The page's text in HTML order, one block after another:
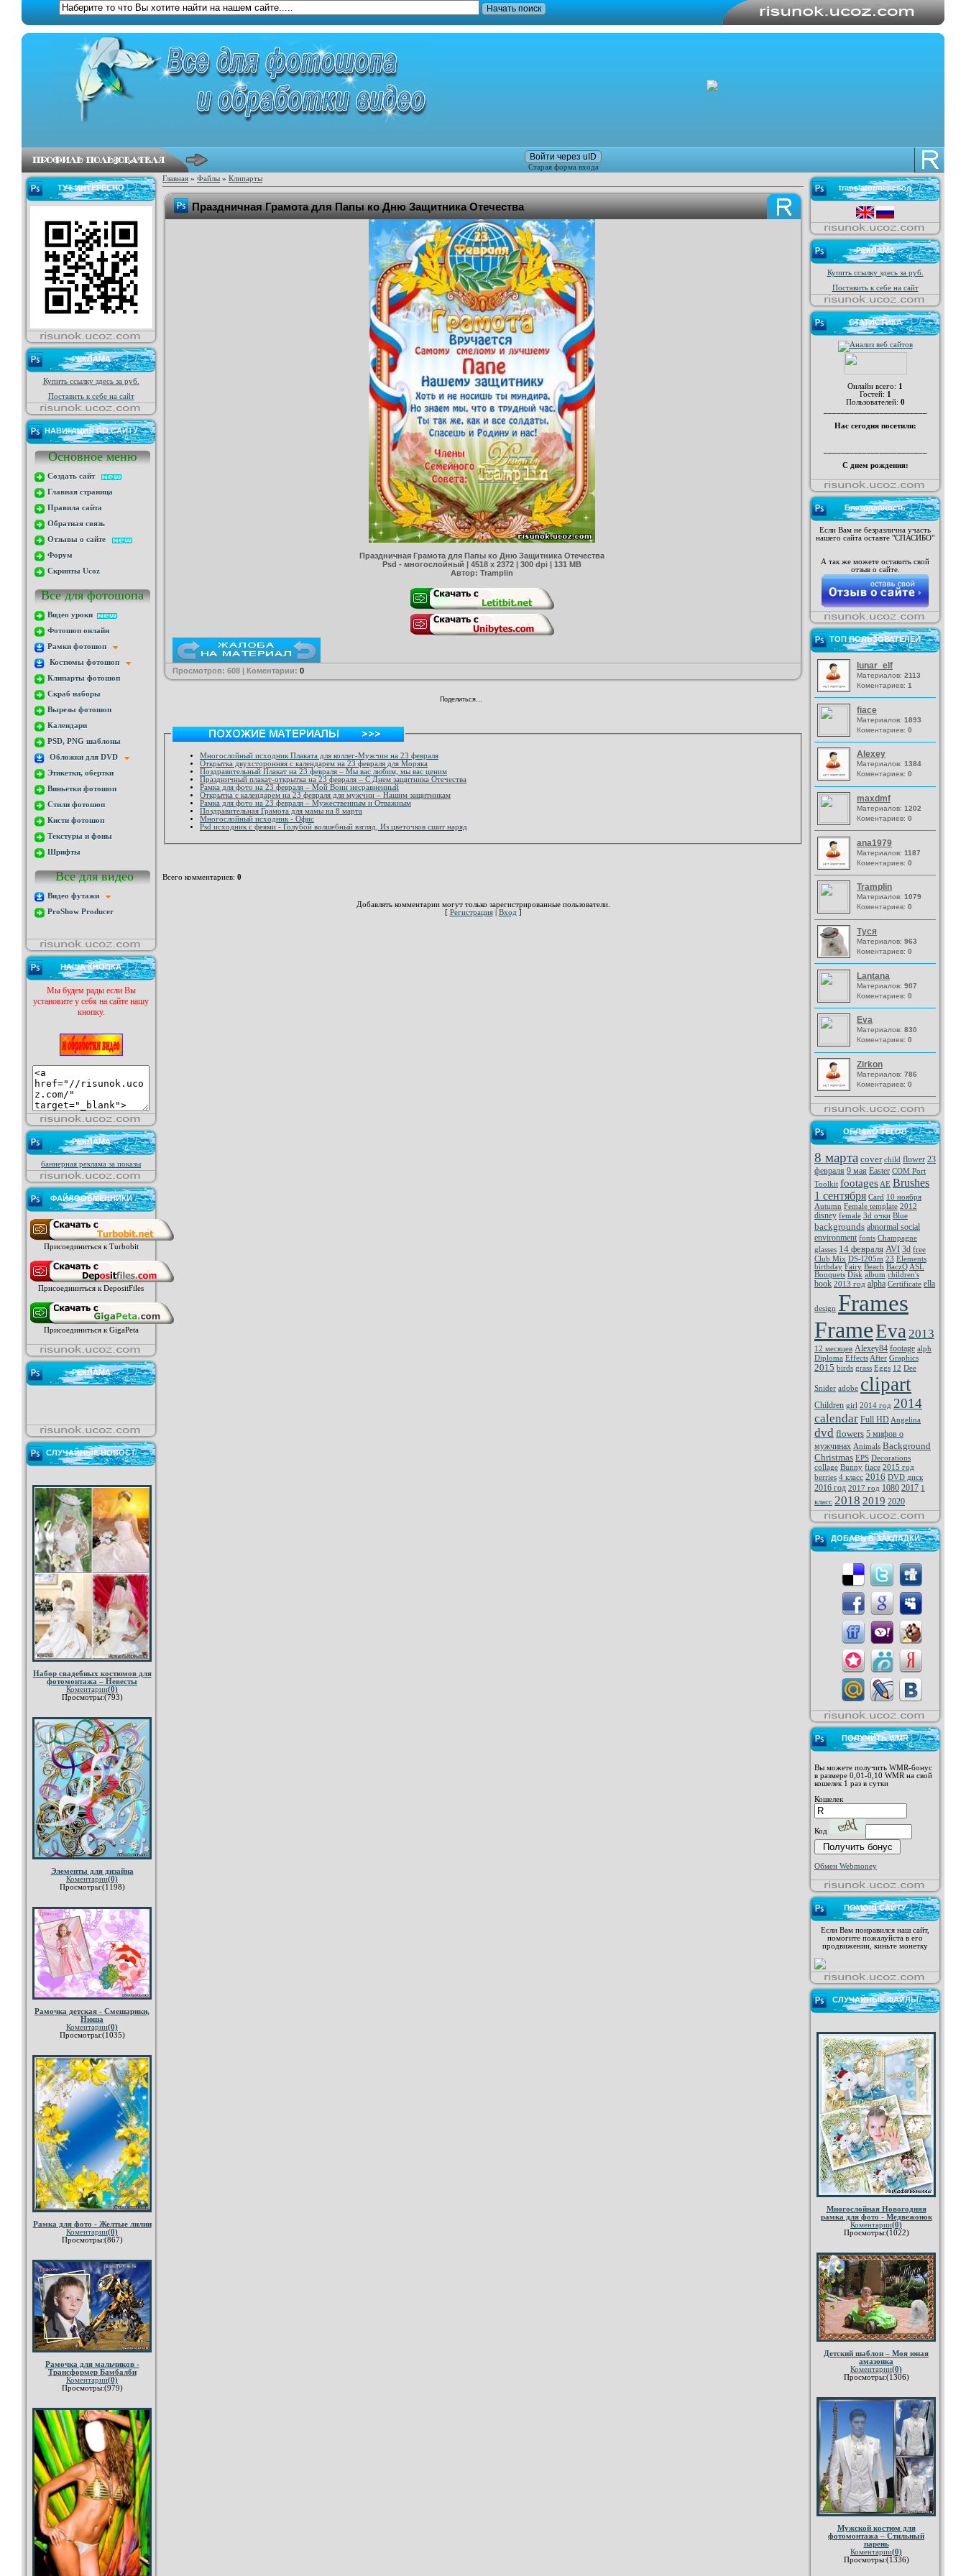
Войти через uID
Старая форма входа
ТУТ ИНТЕРЕСНО
РЕКЛАМА
Купить ссылку здесь за руб.
Поставить к себе на сайт
НАВИГАЦИЯ ПО САЙТУ
Основное меню
Создать сайт
Главная страница
Правила сайта
Обратная связь
Отзывы о сайте
Форум
Скрипты Ucoz
Все для фотошопа
Видео уроки
Фотошоп онлайн
Рамки фотошоп
Костюмы фотошоп
Клипарты фотошоп
Скраб наборы
Вырезы фотошоп
Календари
PSD, PNG шаблоны
Обложки для DVD
Этикетки, обертки
Виньетки фотошоп
Стили фотошоп
Кисти фотошоп
Текстуры и фоны
Шрифты
Все для видео
Видео футажи
ProShow Producer
НАША КНОПКА
Мы будем рады если Вы
установите у себя на сайте нашу
кнопку.
РЕКЛАМА
баннерная реклама за показы
ФАЙЛООБМЕННИКИ
Присоединиться к Turbobit
Присоединиться к DepositFiles
Присоединиться к GigaPeta
РЕКЛАМА
СЛУЧАЙНЫЕ НОВОСТ
Набор свадебных костюмов для
фотомонтажа – Невесты
Коментарии(0)
Просмотры:(793)
Элементы для дизайна
Коментарии(0)
Просмотры:(1198)
Рамочка детская - Смешарики,
Нюша
Коментарии(0)
Просмотры:(1035)
Рамка для фото - Желтые лилии
Коментарии(0)
Просмотры:(867)
Рамочка для мальчиков -
Трансформер Бамбалби
Коментарии(0)
Просмотры:(979)
Главная » Файлы » Клипарты
Праздничная Грамота для Папы ко Дню Защитника Отечества
Праздничная Грамота для Папы ко Дню Защитника Отечества
Psd - многослойный | 4518 x 2372 | 300 dpi | 131 MB
Автор: Tramplin
Просмотров: 608 | Коментарии: 0
Поделиться…
Многослойный исходник Плаката для коллег-Мужчин на 23 февраля
Открытка двухсторонняя с календарем на 23 февраля для Моряка
Поздравительный Плакат на 23 февраля – Мы вас любим, мы вас ценим
Праздничный плакат-открытка на 23 февраля – С Днем защитника Отечества
Рамка для фото на 23 февраля – Мой Воин несравненный
Открытка с календарем на 23 февраля для мужчин – Нашим защитникам
Рамка для фото на 23 февраля – Мужественным и Отважным
Поздравительная Грамота для мамы на 8 марта
Многослойный исходник - Офис
Psd исходник с феями - Голубой волшебный взгляд, Из цветочков сшит наряд
Всего комментариев: 0
Добавлять комментарии могут только зарегистрированные пользователи.
[ Регистрация| Вход ]
translator/перевод
РЕКЛАМА
Купить ссылку здесь за руб.
Поставить к себе на сайт
СТАТИСТИКА
Онлайн всего: 1
Гостей: 1
Пользователей: 0
Нас сегодня посетили:
С днем рождения:
Благодарность
Если Вам не безразлична участь
нашего сайта оставте "СПАСИБО"
А так же можете оставить свой
отзыв о сайте.
ТОП ПОЛЬЗОВАТЕЛЕЙ
lunar_elf
Материалов: 2113
Коментариев: 1
fiace
Материалов: 1893
Коментариев: 0
Alexey
Материалов: 1384
Коментариев: 0
maxdmf
Материалов: 1202
Коментариев: 0
ana1979
Материалов: 1187
Коментариев: 0
Tramplin
Материалов: 1079
Коментариев: 0
Туся
Материалов: 963
Коментариев: 0
Lantana
Материалов: 907
Коментариев: 0
Eva
Материалов: 830
Коментариев: 0
Zirkon
Материалов: 786
Коментариев: 0
ОБЛАКО ТЕГОВ
8 марта cover child flower 23
февраля 9 мая Easter COM Port
Toolkit footages AE Brushes
1 сентября Card 10 ноября
Autumn Female template 2012
disney female 3d очки Blue
backgrounds abnormal social
environment fonts Champagne
glasses 14 февраля AVI 3d free
Club Mix DS-I205m 23 Elements
birthday Fairy Beach BaczQ ASL
Bouquets Disk album children's
book 2013 год alpha Certificate ella
design Frames
FrameEva 2013
12 месяцев Alexey84 footage alph
Diploma Effects After Graphics
2015 birds grass Eggs 12 Dee
Snider adobe clipart
Children girl 2014 год 2014
calendar Full HD Angelina
dvd flowers 5 мифов о
мужчинах Animals Background
Christmas EPS Decorations
collage Bunny fiace 2015 год
berries 4 класс 2016 DVD диск
2016 год 2017 год 1080 2017 1
класс 2018 2019 2020
ДОБАВЬ В ЗАКЛАДКИ
ПОЛУЧИТЬ WMR
Вы можете получить WMR-бонус
в размере 0,01-0,10 WMR на свой
кошелек 1 раз в сутки
Кошелек
Код
Обмен Webmoney
ПОМОЩ САЙТУ
Если Вам понравился наш сайт,
помогите пожалуйста в его
продвижении, киньте монетку
СЛУЧАЙНЫЕ ФАЙЛЫ
Многослойная Новогодняя
рамка для фото - Медвежонок
Коментарии(0)
Просмотры:(1022)
Детский шаблон – Моя юная
амазонка
Коментарии(0)
Просмотры:(1306)
Мужской костюм для
фотомонтажа – Стильный
парень
Коментарии(0)
Просмотры:(1336)